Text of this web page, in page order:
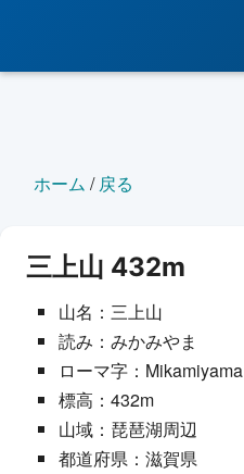
ホーム /戻る
三上山 432m
山名：三上山
読み：みかみやま
ローマ字：Mikamiyama
標高：432m
山域：琵琶湖周辺
都道府県：滋賀県